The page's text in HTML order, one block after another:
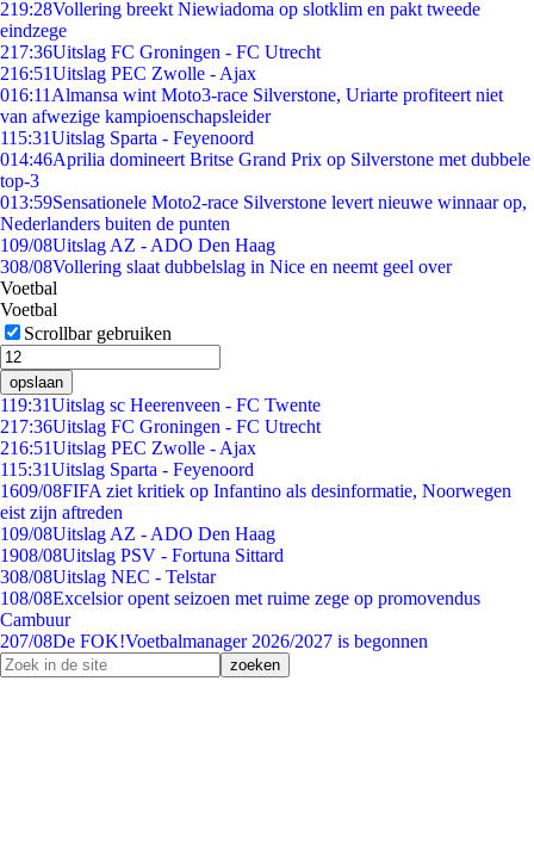
219:28Vollering breekt Niewiadoma op slotklim en pakt tweede
eindzege
217:36Uitslag FC Groningen - FC Utrecht
216:51Uitslag PEC Zwolle - Ajax
016:11 Almansa wint Moto3-race Silverstone, Uriarte profiteert niet
van afwezige kampioenschapsleider
115:31Uitslag Sparta - Feyenoord
014:46Aprilia domineert Britse Grand Prix op Silverstone met dubbele
top-3
013:59Sensationele Moto2-race Silverstone levert nieuwe winnaar op,
Nederlanders buiten de punten
109/08Uitslag AZ - ADO Den Haag
308/08Vollering slaat dubbelslag in Nice en neemt geel over
Voetbal
Voetbal
Scrollbar gebruiken
opslaan
119:31Uitslag sc Heerenveen - FC Twente
217:36Uitslag FC Groningen - FC Utrecht
216:51Uitslag PEC Zwolle - Ajax
115:31Uitslag Sparta - Feyenoord
1609/08FIFA ziet kritiek op Infantino als desinformatie, Noorwegen
eist zijn aftreden
109/08Uitslag AZ - ADO Den Haag
1908/08Uitslag PSV - Fortuna Sittard
308/08Uitslag NEC - Telstar
108/08Excelsior opent seizoen met ruime zege op promovendus
Cambuur
207/08De FOK!Voetbalmanager 2026/2027 is begonnen